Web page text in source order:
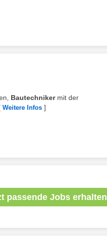
Bautechnikermit der
Weitere Infos ]
passende Jobs erhalten